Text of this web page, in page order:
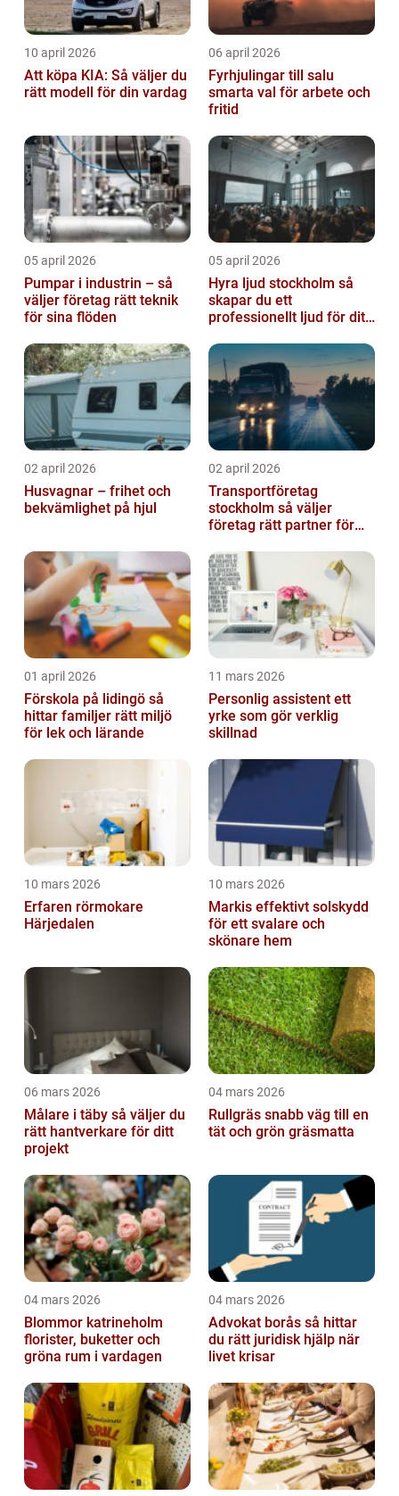
10 april 2026
Att köpa KIA: Så väljer du
rätt modell för din vardag
06 april 2026
Fyrhjulingar till salu
smarta val för arbete och
fritid
05 april 2026
Pumpar i industrin – så
väljer företag rätt teknik
för sina flöden
05 april 2026
Hyra ljud stockholm så
skapar du ett
professionellt ljud för ditt
02 april 2026
Husvagnar – frihet och
bekvämlighet på hjul
02 april 2026
Transportföretag
stockholm så väljer
företag rätt partner för
01 april 2026
Förskola på lidingö så
hittar familjer rätt miljö
för lek och lärande
11 mars 2026
Personlig assistent ett
yrke som gör verklig
skillnad
10 mars 2026
Erfaren rörmokare
Härjedalen
10 mars 2026
Markis effektivt solskydd
för ett svalare och
skönare hem
06 mars 2026
Målare i täby så väljer du
rätt hantverkare för ditt
projekt
04 mars 2026
Rullgräs snabb väg till en
tät och grön gräsmatta
04 mars 2026
Blommor katrineholm
florister, buketter och
gröna rum i vardagen
04 mars 2026
Advokat borås så hittar
du rätt juridisk hjälp när
livet krisar